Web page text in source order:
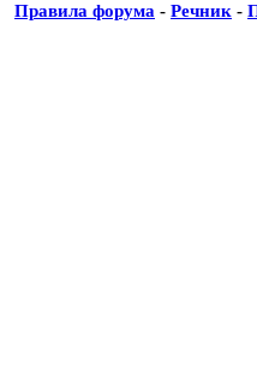
Правила форума - Речник -